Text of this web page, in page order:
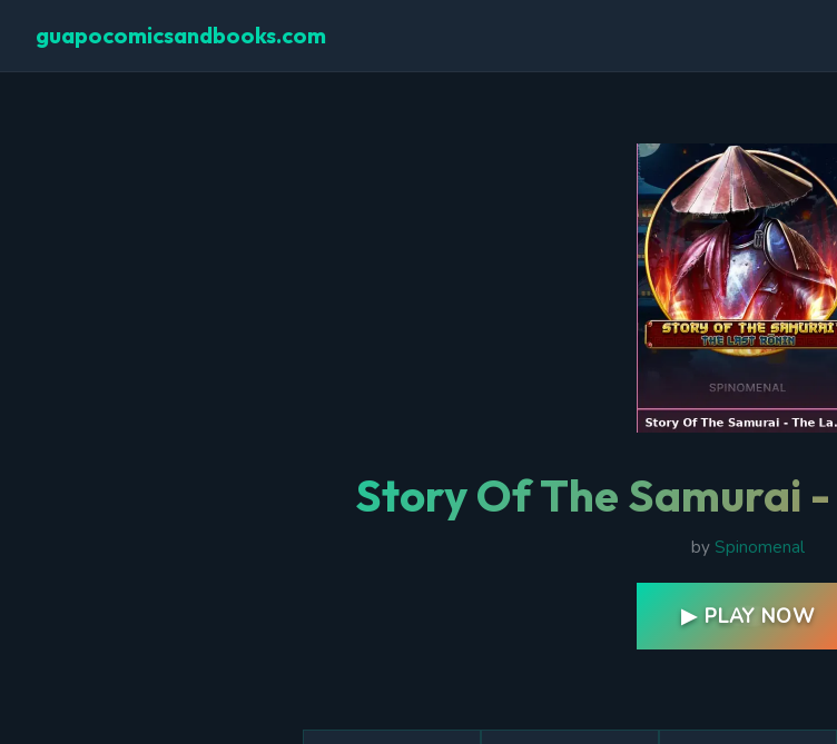
guapocomicsandbooks.com
Story Of The Samurai
by Spinomenal
▶ PLAY NOW